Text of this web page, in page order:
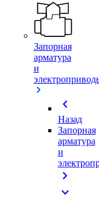
Запорная
арматура
и
chevron_left
Назад
Запорная
арматура
и
chevron_right
expand_more